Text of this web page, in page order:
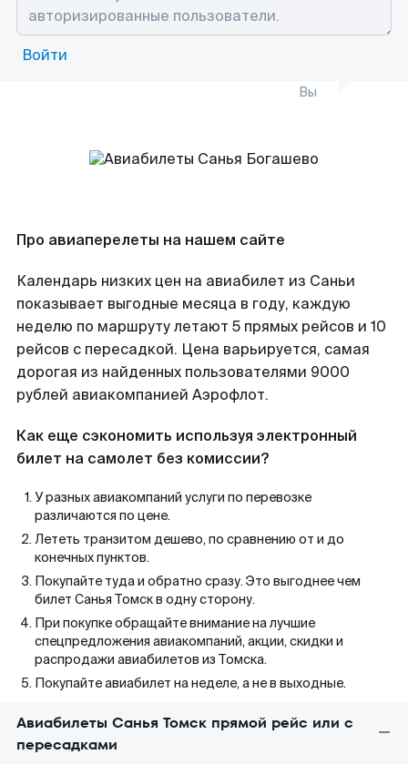
Войти
Вы
Про авиаперелеты на нашем сайте
Календарь низких цен на авиабилет из Саньи
показывает выгодные месяца в году, каждую
неделю по маршруту летают 5 прямых рейсов и 10
рейсов с пересадкой. Цена варьируется, самая
дорогая из найденных пользователями 9000
рублей авиакомпанией Аэрофлот.
Как еще сэкономить используя электронный
билет на самолет без комиссии?
У разных авиакомпаний услуги по перевозке
различаются по цене.
Лететь транзитом дешево, по сравнению от и до
конечных пунктов.
Покупайте туда и обратно сразу. Это выгоднее чем
билет Санья Томск в одну сторону.
При покупке обращайте внимание на лучшие
спецпредложения авиакомпаний, акции, скидки и
распродажи авиабилетов из Томска.
Покупайте авиабилет на неделе, а не в выходные.
Авиабилеты Санья Томск прямой рейс или с
пересадками